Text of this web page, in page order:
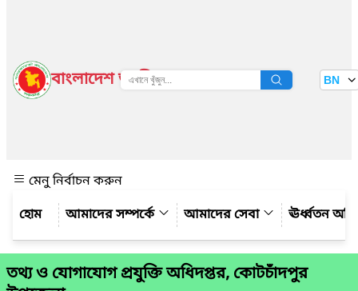
বাংলাদেশ জাতীয় তথ্য বাতায়ন BN
মেনু নির্বাচন করুন
আমাদের সম্পর্কে
আমাদের সেবা ঊর্ধ্বতন
তথ্য ও যোগাযোগ প্রযুক্তি অধিদপ্তর, কোটচাঁদপুর